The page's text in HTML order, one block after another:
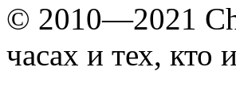
© 2010—2021
часах и тех, кто